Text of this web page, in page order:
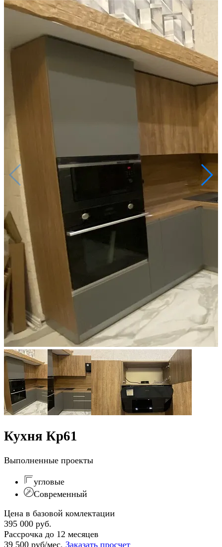
Кухня Кр61
Выполненные проекты
угловые
Современный
Цена в базовой комлектации
395 000 руб.
Рассрочка до 12 месяцев
39 500 руб/мес. Заказать просчет